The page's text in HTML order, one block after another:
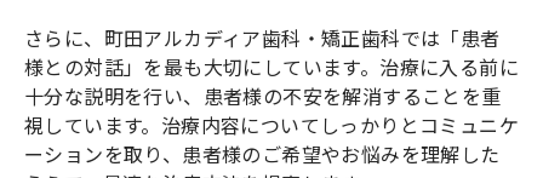
さらに、町田アルカディア歯科・矯正歯科では「患者
様との対話」を最も大切にしています。治療に入る前に
十分な説明を行い、患者様の不安を解消することを重
視しています。治療内容についてしっかりとコミュニケ
ーションを取り、患者様のご希望やお悩みを理解した